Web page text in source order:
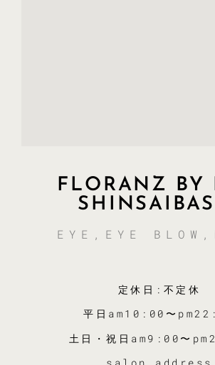
FLORANZ BY
EYE,EYE
定休日:不定休
平日am10:00〜
土日・祝日am9:00〜